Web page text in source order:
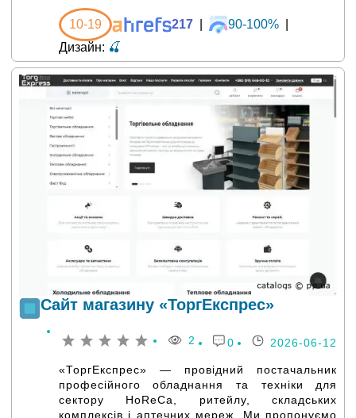
10-19 217| 90-100%|
Дизайн: 🍒
Сайт магазину «ТоргЕкспрес»
2 0 2026-06-12
«ТоргЕкспрес» — провідний постачальник
професійного обладнання та техніки для
сектору HoReCa, ритейлу, складських
комплексів і аптечних мереж. Ми пропонуємо